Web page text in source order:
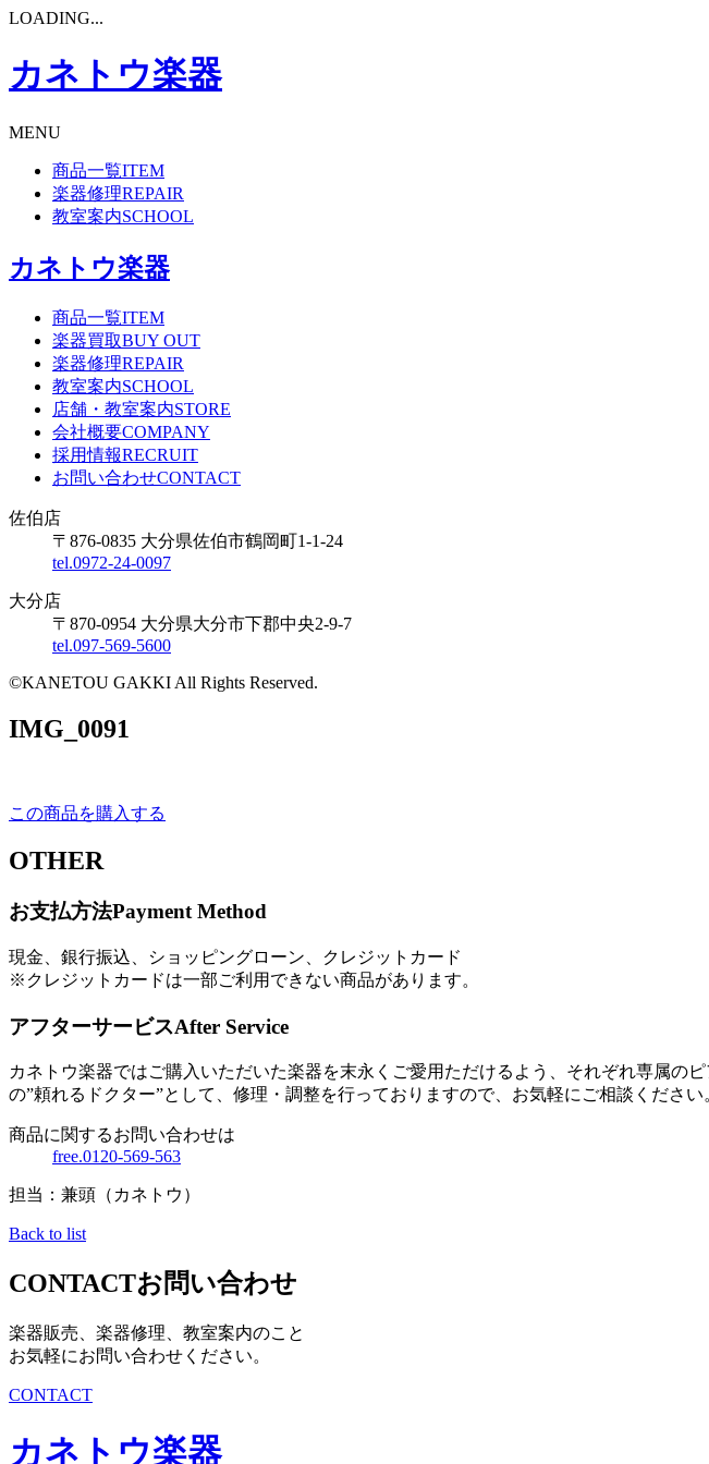
LOADING...
カネトウ楽器
MENU
商品一覧ITEM
楽器修理REPAIR
教室案内SCHOOL
カネトウ楽器
商品一覧ITEM
楽器買取BUY OUT
楽器修理REPAIR
教室案内SCHOOL
店舗・教室案内STORE
会社概要COMPANY
採用情報RECRUIT
お問い合わせCONTACT
佐伯店
〒876-0835 大分県佐伯市鶴岡町1-1-24
tel.0972-24-0097
大分店
〒870-0954 大分県大分市下郡中央2-9-7
tel.097-569-5600
©KANETOU GAKKI All Rights Reserved.
IMG_0091
この商品を購入する
OTHER
お支払方法Payment Method
現金、銀行振込、ショッピングローン、クレジットカード
※クレジットカードは一部ご利用できない商品があります。
アフターサービスAfter Service
カネトウ楽器ではご購入いただいた楽器を末永くご愛用ただけるよう、それぞれ専属の
の”頼れるドクター”として、修理・調整を行っておりますので、お気軽にご相談ください
商品に関するお問い合わせは
free.0120-569-563
担当：兼頭（カネトウ）
Back to list
CONTACTお問い合わせ
楽器販売、楽器修理、教室案内のこと
お気軽にお問い合わせください。
CONTACT
カネトウ楽器